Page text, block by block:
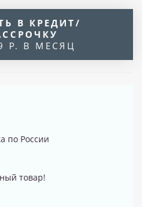
В КРЕДИТ/
Р. В МЕСЯЦ
по России
товар!